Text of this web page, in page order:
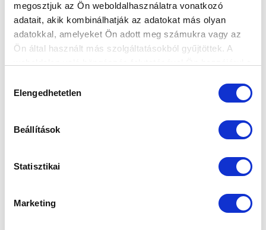
megosztjuk az Ön weboldalhasználatra vonatkozó
adatait, akik kombinálhatják az adatokat más olyan
adatokkal, amelyeket Ön adott meg számukra vagy az
Ön által használt más szolgáltatásokból gyűjtöttek. A
kiválasztása
Elengedhetetlen
Beállítások
Statisztikai
Marketing